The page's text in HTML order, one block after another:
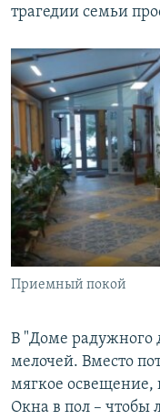
трагедии семьи
Приемный покой
В "Доме радужного
мелочей. Вместо
мягкое освещение,
Окна в пол – чтобы